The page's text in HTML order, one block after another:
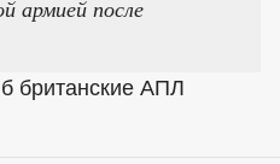
армией после
британские АПЛ